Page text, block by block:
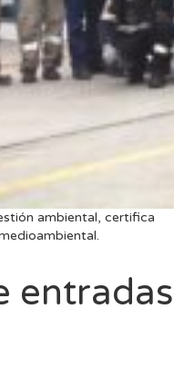
ambiental, certifica
entradas